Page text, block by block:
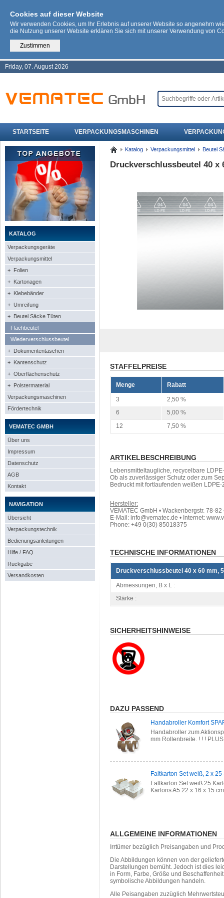
Cookies auf dieser Website
Wir verwenden Cookies, um Ihr Erlebnis auf unserer Website so angenehm
die Nutzung unserer Website erklären Sie sich mit unserer Verwendung von
Zustimmen
Friday, 07. August 2026
STARTSEITE VERPACKUNGSMASCHINEN
KATALOG
Verpackungsgeräte
Verpackungsmittel
+ Folien
+ Kartonagen
+ Klebebänder
+ Umreifung
+ Beutel Säcke Tüten
Flachbeutel
Wiederverschlussbeutel
+ Dokumententaschen
+ Kantenschutz
+ Oberflächenschutz
+ Polstermaterial
Verpackungsmaschinen
Fördertechnik
VEMATEC GMBH
Über uns
Impressum
Datenschutz
AGB
Kontakt
NAVIGATION
Übersicht
Verpackungstechnik
Bedienungsanleitungen
Hilfe / FAQ
Rückgabe
Versandkosten
Katalog Verpackungsmittel Beutel
Druckverschlussbeutel 40 x
STAFFELPREISE
Menge Rabatt
3
2,50 %
6
5,00 %
12
7,50 %
ARTIKELBESCHREIBUNG
Lebensmitteltaugliche, recycelbare
Ob als zuverlässiger Schutz oder zum
Bedruckt mit fortlaufenden weißen
Hersteller:
VEMATEC GmbH • Wackenbergstr. 78-
E-Mail: info@vematec.de • Internet:
Phone: +49 0(30) 85018375
TECHNISCHE INFORMATIONEN
Druckverschlussbeutel 40 x 60 mm,
Abmessungen, B x L :
Stärke :
SICHERHEITSHINWEISE
DAZU PASSEND
Handabroller Komfort
Handabroller zum
mm Rollenbreite. ! ! !
Faltkarton Set weiß, 2 x
Faltkarton Set weiß 25
Kartons A5 22 x 16 x 15
ALLGEMEINE INFORMATIONEN
Irrtümer bezüglich Preisangaben und
Die Abbildungen können von der
Darstellungen bemüht. Jedoch ist dies
in Form, Farbe, Größe und
symbolische Abbildungen handeln.
Alle Peisangaben zuzüglich